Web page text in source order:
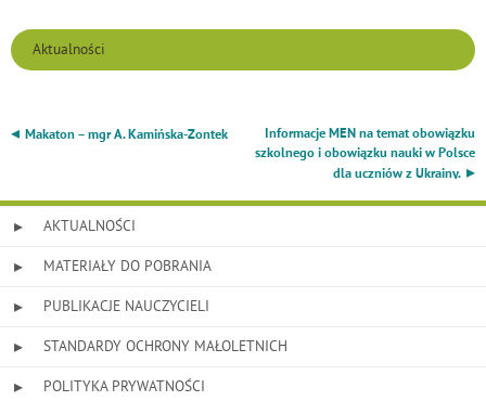
Aktualności
Nawigacja
Makaton – mgr A. Kamińska-Zontek
Informacje MEN na temat obowiązku
szkolnego i obowiązku nauki w Polsce
dla uczniów z Ukrainy.
AKTUALNOŚCI
MATERIAŁY DO POBRANIA
PUBLIKACJE NAUCZYCIELI
STANDARDY OCHRONY MAŁOLETNICH
POLITYKA PRYWATNOŚCI